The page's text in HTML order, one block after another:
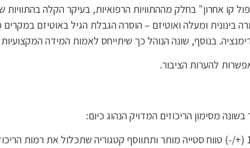
קו אחרון" בחלק מההתוויות הרפואיות, בעיקר הקלה בהתוויות
– מדרגת חומרה בינונית ומעלה ואוטיזם – הוסרה הגבלת הגיל באוטיזם
בנוסף, שונה הנוהל כך שיתייחס לאמות המידה
להערות הציבור.
מסימון הריכוזים המדויק הנהוג כיום: